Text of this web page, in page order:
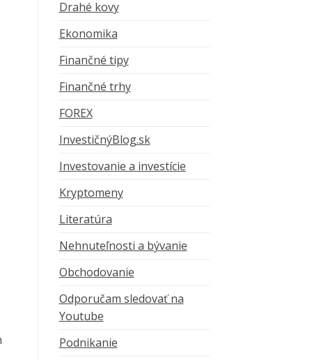
Drahé kovy
Ekonomika
Finančné tipy
Finančné trhy
FOREX
InvestičnýBlog.sk
Investovanie a investície
Kryptomeny
Literatúra
Nehnuteľnosti a bývanie
Obchodovanie
Odporučam sledovať na
Youtube
Podnikanie